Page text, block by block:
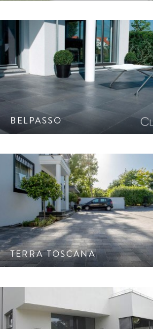
BELPASSO
Hoch strapazierfähige, brillante
CleanTop-Schutz CF
TERRA TOSCANA
Harmonisch changierende Farben und
Oberflächen. Natürlich konturierte